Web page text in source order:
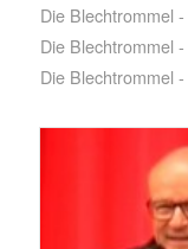
Die Blechtrommel
Die Blechtrommel
Die Blechtrommel